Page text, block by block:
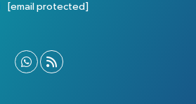
[email protected]